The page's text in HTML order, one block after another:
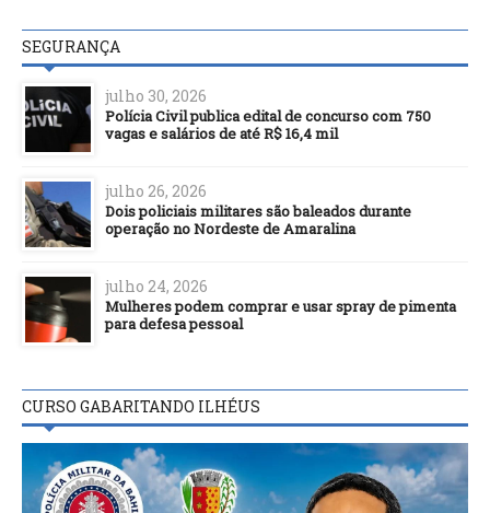
SEGURANÇA
julho 30, 2026
Polícia Civil publica edital de concurso com 750
vagas e salários de até R$ 16,4 mil
julho 26, 2026
Dois policiais militares são baleados durante
operação no Nordeste de Amaralina
julho 24, 2026
Mulheres podem comprar e usar spray de pimenta
para defesa pessoal
CURSO GABARITANDO ILHÉUS